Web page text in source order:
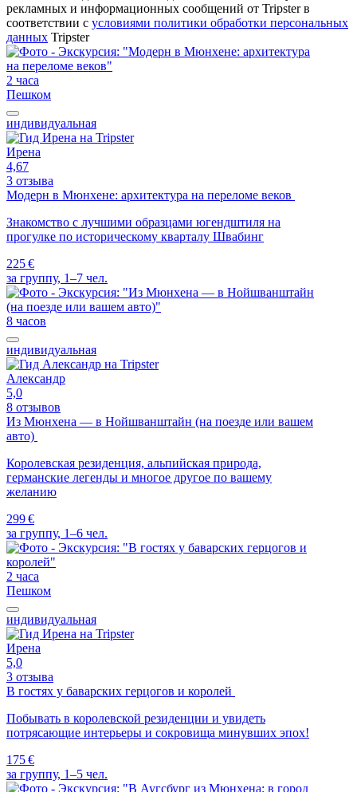
рекламных и информационных сообщений от Tripster в
соответствии c условиями политики обработки персональных
данных Tripster
2 часа
Пешком
индивидуальная
Ирена
4,67
3 отзыва
Модерн в Мюнхене: архитектура на переломе веков
Знакомство с лучшими образцами югендштиля на
прогулке по историческому кварталу Швабинг
225 €
за группу, 1–7 чел.
8 часов
индивидуальная
Александр
5,0
8 отзывов
Из Мюнхена — в Нойшванштайн (на поезде или вашем
авто)
Королевская резиденция, альпийская природа,
германские легенды и многое другое по вашему
желанию
299 €
за группу, 1–6 чел.
2 часа
Пешком
индивидуальная
Ирена
5,0
3 отзыва
В гостях у баварских герцогов и королей
Побывать в королевской резиденции и увидеть
потрясающие интерьеры и сокровища минувших эпох!
175 €
за группу, 1–5 чел.